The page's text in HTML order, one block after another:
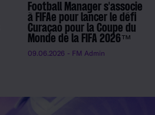
Football Manager s'associe
à FIFAe pour lancer le défi
Curaçao pour la Coupe du
Monde de la FIFA 2026™
09.06.2026 - FM Admin